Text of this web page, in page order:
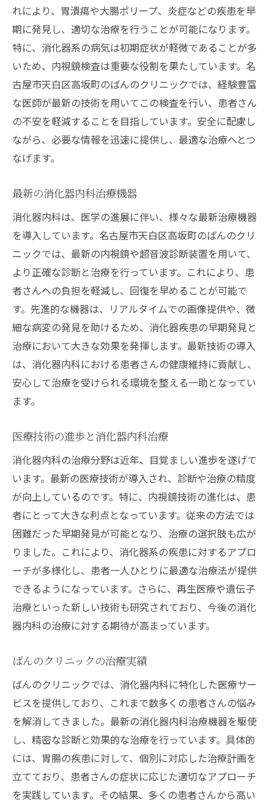
れにより、胃潰瘍や大腸ポリープ、炎症などの疾患を早
期に発見し、適切な治療を行うことが可能になります。
特に、消化器系の病気は初期症状が軽微であることが多
いため、内視鏡検査は重要な役割を果たしています。名
古屋市天白区高坂町のばんのクリニックでは、経験豊富
な医師が最新の技術を用いてこの検査を行い、患者さん
の不安を軽減することを目指しています。安全に配慮し
ながら、必要な情報を迅速に提供し、最適な治療へとつ
なげます。
最新の消化器内科治療機器
消化器内科は、医学の進展に伴い、様々な最新治療機器
を導入しています。名古屋市天白区高坂町のばんのクリ
ニックでは、最新の内視鏡や超音波診断装置を用いて、
より正確な診断と治療を行っています。これにより、患
者さんへの負担を軽減し、回復を早めることが可能で
す。先進的な機器は、リアルタイムでの画像提供や、微
細な病変の発見を助けるため、消化器疾患の早期発見と
治療において大きな効果を発揮します。最新技術の導入
は、消化器内科における患者さんの健康維持に貢献し、
安心して治療を受けられる環境を整える一助となってい
ます。
医療技術の進歩と消化器内科治療
消化器内科の治療分野は近年、目覚ましい進歩を遂げて
います。最新の医療技術が導入され、診断や治療の精度
が向上しているのです。特に、内視鏡技術の進化は、患
者にとって大きな利点となっています。従来の方法では
困難だった早期発見が可能となり、治療の選択肢も広が
りました。これにより、消化器系の疾患に対するアプロ
ーチが多様化し、患者一人ひとりに最適な治療法が提供
できるようになっています。さらに、再生医療や遺伝子
治療といった新しい技術も研究されており、今後の消化
器内科の治療に対する期待が高まっています。
ばんのクリニックの治療実績
ばんのクリニックでは、消化器内科に特化した医療サー
ビスを提供しており、これまで数多くの患者さんの悩み
を解消してきました。最新の消化器内科治療機器を駆使
し、精密な診断と効果的な治療を行っています。具体的
には、胃腸の疾患に対して、個別に対応した治療計画を
立てており、患者さんの症状に応じた適切なアプローチ
を実践しています。その結果、多くの患者さんから高い